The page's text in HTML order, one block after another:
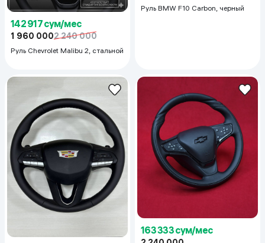
142 917 сум/мес
1 960 0002 240 000
Руль Chevrolet Malibu 2, cтальной
Руль BMW F10 Carbon, черный
163 333 сум/мес